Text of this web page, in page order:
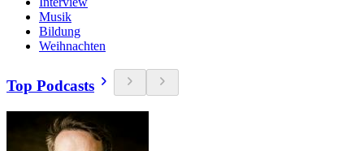
Musik
Bildung
Weihnachten
Top Podcasts